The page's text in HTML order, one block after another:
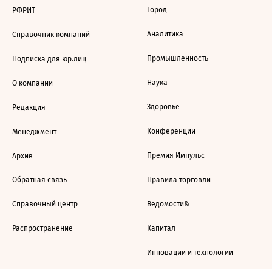
РФРИТ
Справочник компаний
Подписка для юр.лиц
О компании
Редакция
Менеджмент
Архив
Обратная связь
Справочный центр
Распространение
Город
Аналитика
Промышленность
Наука
Здоровье
Конференции
Премия Импульс
Правила торговли
Ведомости&
Капитал
Инновации и технологии